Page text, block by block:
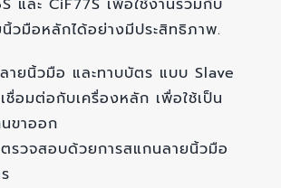
และ CiF77S เพื่อใช้งานร่วมกับ
วมือหลักได้อย่างมีประสิทธิภาพ.
ายนิ้วมือ และทาบบัตร แบบ Slave
ชื่อมต่อกับเครื่องหลัก เพื่อใช้เป็น
ขาออก
รวจสอบด้วยการสแกนลายนิ้วมือ